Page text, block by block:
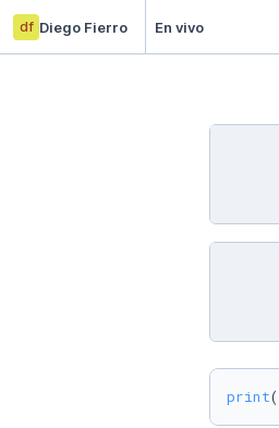
df Diego Fierro En vivo
print(